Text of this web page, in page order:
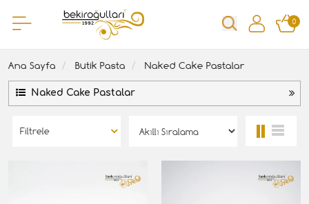
0
Ana Sayfa Butik Pasta Naked Cake Pastalar
Naked Cake Pastalar
Filtrele